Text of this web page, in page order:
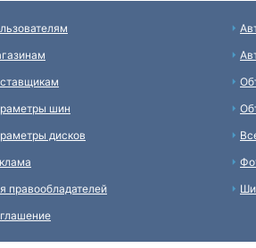
шин
дисков
правообладателей